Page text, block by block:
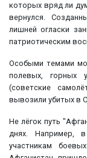
которых вряд ли
вернулся.
лишней огласки
патриотическим
Особыми темами
полевых, горных
(советские
вывозили убитых в
Не лёгок путь
днях. Например,
участникам